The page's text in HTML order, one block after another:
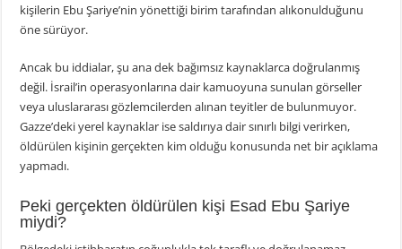
kişilerin Ebu Şariye’nin yönettiği birim tarafından alıkonulduğunu
öne sürüyor.
Ancak bu iddialar, şu ana dek bağımsız kaynaklarca doğrulanmış
değil. İsrail’in operasyonlarına dair kamuoyuna sunulan görseller
veya uluslararası gözlemcilerden alınan teyitler de bulunmuyor.
Gazze’deki yerel kaynaklar ise saldırıya dair sınırlı bilgi verirken,
öldürülen kişinin gerçekten kim olduğu konusunda net bir açıklama
yapmadı.
Peki gerçekten öldürülen kişi Esad Ebu Şariye
miydi?